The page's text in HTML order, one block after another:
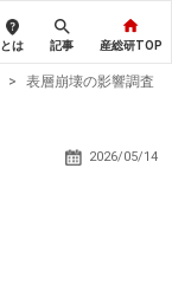
とは 記事 産総研TOP
> 表層崩壊の影響調査
2026/05/14